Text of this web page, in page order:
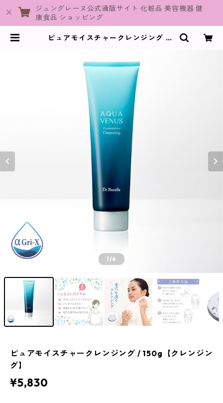
ジュングレーヌ公式通販サイト 化粧品 美容機器 健
康食品 ショッピング
ピュアモイスチャークレンジング / 1
1/6
ピュアモイスチャークレンジング / 150g【クレンジン
グ】
¥5,830